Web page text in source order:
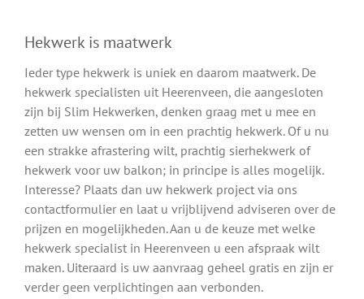
Hekwerk is maatwerk
Ieder type hekwerk is uniek en daarom maatwerk. De
hekwerk specialisten uit Heerenveen, die aangesloten
zijn bij Slim Hekwerken, denken graag met u mee en
zetten uw wensen om in een prachtig hekwerk. Of u nu
een strakke afrastering wilt, prachtig sierhekwerk of
hekwerk voor uw balkon; in principe is alles mogelijk.
Interesse? Plaats dan uw hekwerk project via ons
contactformulier en laat u vrijblijvend adviseren over de
prijzen en mogelijkheden. Aan u de keuze met welke
hekwerk specialist in Heerenveen u een afspraak wilt
maken. Uiteraard is uw aanvraag geheel gratis en zijn er
verder geen verplichtingen aan verbonden.